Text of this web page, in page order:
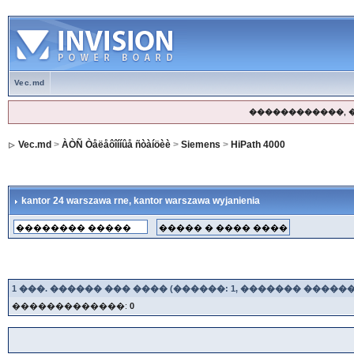
Vec.md
������������,
Vec.md > ÀÒÑ Òåëåôîííûå ñòàíöèè> Siemens > HiPath 4000
kantor 24 warszawa rne, kantor warszawa wyjanienia
1 ���. ������ ��� ���� (������: 1, �������
�������������: 0